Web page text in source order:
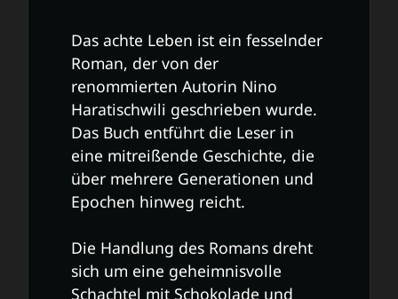
Das achte Leben ist ein fesselnder
Roman, der von der
renommierten Autorin Nino
Haratischwili geschrieben wurde.
Das Buch entführt die Leser in
eine mitreißende Geschichte, die
über mehrere Generationen und
Epochen hinweg reicht.
Die Handlung des Romans dreht
sich um eine geheimnisvolle
Schachtel mit Schokolade und